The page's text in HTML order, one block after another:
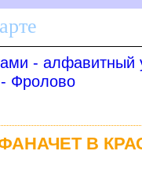
- алфавитный
Фролово
В